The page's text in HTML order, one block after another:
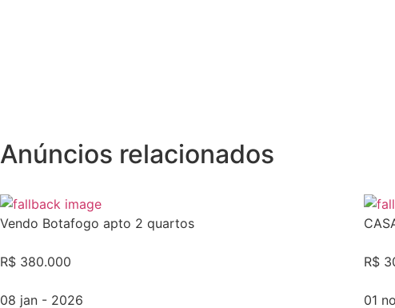
Anúncios relacionados
Vendo Botafogo apto 2 quartos
R$ 380.000
08 jan - 2026
R$
01